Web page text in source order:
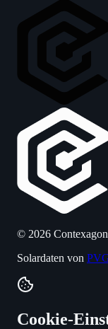
© 2026
Solardaten von
Cookie-